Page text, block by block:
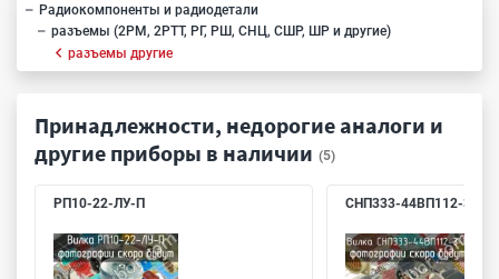
Радиокомпоненты и радиодетали
разъемы (2РМ, 2РТТ, РГ, РШ, СНЦ, СШР, ШР и другие)
разъемы другие
Принадлежности, недорогие аналоги и
другие приборы в наличии (5)
РП10-22-ЛУ-П СНП333-44ВП112-3-В